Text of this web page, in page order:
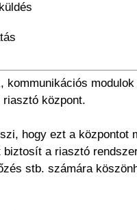
riasztó központ.
hogy ezt a központot
a riasztó
stb. számára